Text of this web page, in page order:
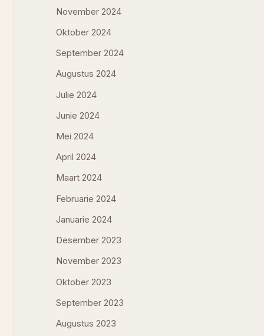
November 2024
Oktober 2024
September 2024
Augustus 2024
Julie 2024
Junie 2024
Mei 2024
April 2024
Maart 2024
Februarie 2024
Januarie 2024
Desember 2023
November 2023
Oktober 2023
September 2023
Augustus 2023